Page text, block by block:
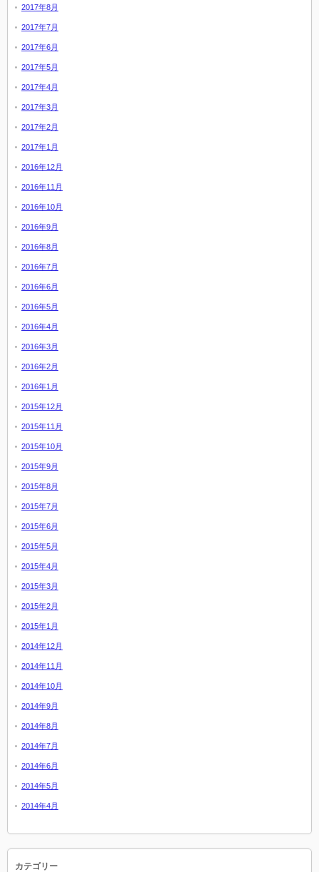
2017年8月
2017年7月
2017年6月
2017年5月
2017年4月
2017年3月
2017年2月
2017年1月
2016年12月
2016年11月
2016年10月
2016年9月
2016年8月
2016年7月
2016年6月
2016年5月
2016年4月
2016年3月
2016年2月
2016年1月
2015年12月
2015年11月
2015年10月
2015年9月
2015年8月
2015年7月
2015年6月
2015年5月
2015年4月
2015年3月
2015年2月
2015年1月
2014年12月
2014年11月
2014年10月
2014年9月
2014年8月
2014年7月
2014年6月
2014年5月
2014年4月
カテゴリー